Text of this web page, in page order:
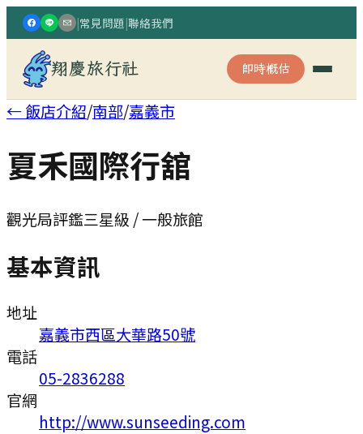
|常見問題|聯絡我們
翔慶旅行社 即時概估
← 飯店介紹/南部/嘉義市
夏禾國際行舘
觀光局評鑑三星級 / 一般旅館
基本資訊
地址
嘉義市西區大華路50號
電話
05-2836288
官網
http://www.sunseeding.com